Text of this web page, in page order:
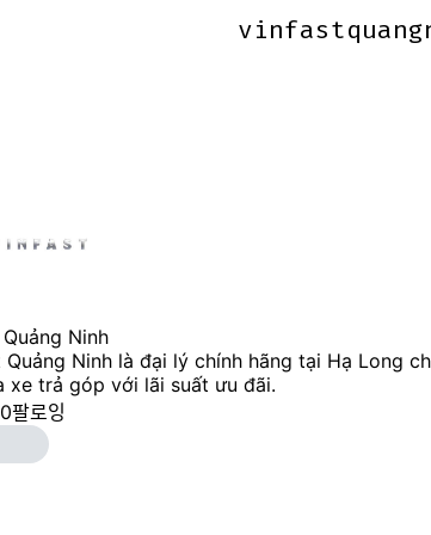
Ninh
Quảng Ninh là đại lý chính hãng tại Hạ Long
xe trả góp với lãi suất ưu đãi.
0팔로잉